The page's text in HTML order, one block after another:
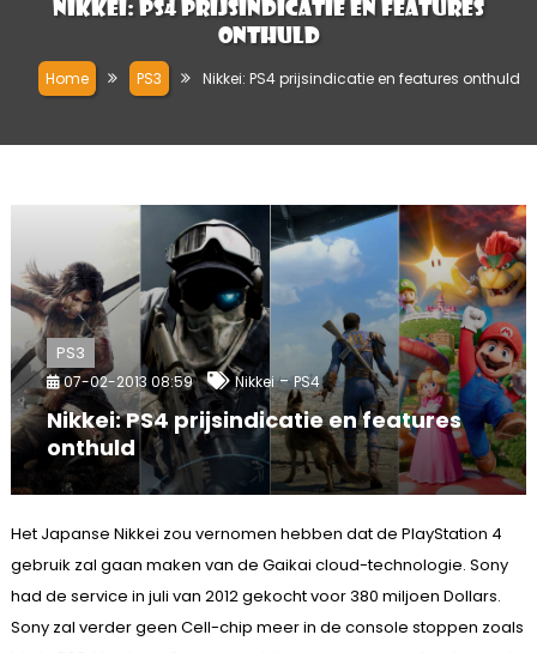
Nikkei: PS4 prijsindicatie en features
onthuld
Home PS3 Nikkei: PS4 prijsindicatie en features onthuld
PS3
07-02-2013 08:59 Nikkei-PS4
Nikkei: PS4 prijsindicatie en features
onthuld
Het Japanse Nikkei zou vernomen hebben dat de PlayStation 4
gebruik zal gaan maken van de Gaikai cloud-technologie. Sony
had de service in juli van 2012 gekocht voor 380 miljoen Dollars.
Sony zal verder geen Cell-chip meer in de console stoppen zoals